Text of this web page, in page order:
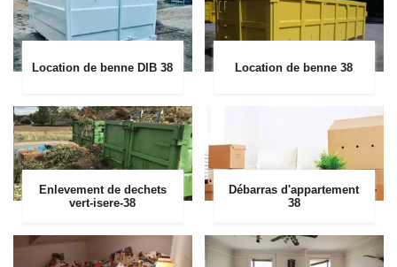
Location de benne DIB 38 Location de benne 38
Enlevement de dechets
vert-isere-38
Débarras d'appartement
38